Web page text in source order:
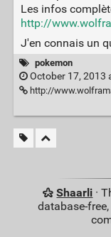
Les infos
http://
J'en connais un
pokemon
October 17, 2013
http://
Shaarli ·
database-